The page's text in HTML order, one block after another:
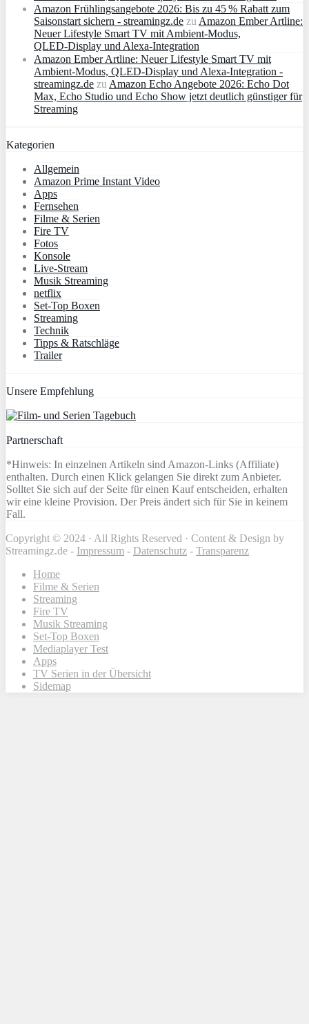
Amazon Frühlingsangebote 2026: Bis zu 45 % Rabatt zum
Saisonstart sichern - streamingz.de zu Amazon Ember Artline:
Neuer Lifestyle Smart TV mit Ambient‑Modus,
QLED‑Display und Alexa‑Integration
Amazon Ember Artline: Neuer Lifestyle Smart TV mit
Ambient‑Modus, QLED‑Display und Alexa‑Integration -
streamingz.de zu Amazon Echo Angebote 2026: Echo Dot
Max, Echo Studio und Echo Show jetzt deutlich günstiger für
Streaming
Kategorien
Allgemein
Amazon Prime Instant Video
Apps
Fernsehen
Filme & Serien
Fire TV
Fotos
Konsole
Live-Stream
Musik Streaming
netflix
Set-Top Boxen
Streaming
Technik
Tipps & Ratschläge
Trailer
Unsere Empfehlung
Partnerschaft
*Hinweis: In einzelnen Artikeln sind Amazon-Links (Affiliate)
enthalten. Durch einen Klick gelangen Sie direkt zum Anbieter.
Solltet Sie sich auf der Seite für einen Kauf entscheiden, erhalten
wir eine kleine Provision. Der Preis ändert sich für Sie in keinem
Fall.
Copyright © 2024 · All Rights Reserved · Content & Design by
Streamingz.de - Impressum - Datenschutz - Transparenz
Home
Filme & Serien
Streaming
Fire TV
Musik Streaming
Set-Top Boxen
Mediaplayer Test
Apps
TV Serien in der Übersicht
Sidemap